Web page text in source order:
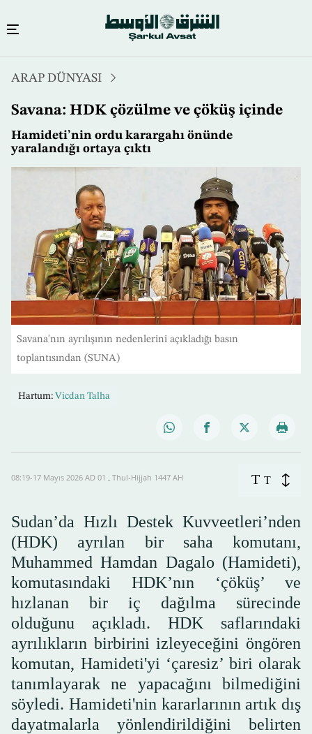
atla
ARAP DÜNYASI
Savana: HDK çözülme ve çöküş içinde
Hamideti’nin ordu karargahı önünde
yaralandığı ortaya çıktı
Savana'nın ayrılışının nedenlerini açıkladığı basın
toplantısından (SUNA)
Hartum: Vicdan Talha
08:19-17 Mayıs 2026 AD ـ 01 Thul-Hijjah 1447 AH T T
Sudan’da Hızlı Destek Kuvveetleri’nden
(HDK) ayrılan bir saha komutanı,
Muhammed Hamdan Dagalo (Hamideti),
komutasındaki HDK’nın ‘çöküş’ ve
hızlanan bir iç dağılma sürecinde
olduğunu açıkladı. HDK saflarındaki
ayrılıkların birbirini izleyeceğini öngören
komutan, Hamideti'yi ‘çaresiz’ biri olarak
tanımlayarak ne yapacağını bilmediğini
söyledi. Hamideti'nin kararlarının artık dış
dayatmalarla yönlendirildiğini belirten